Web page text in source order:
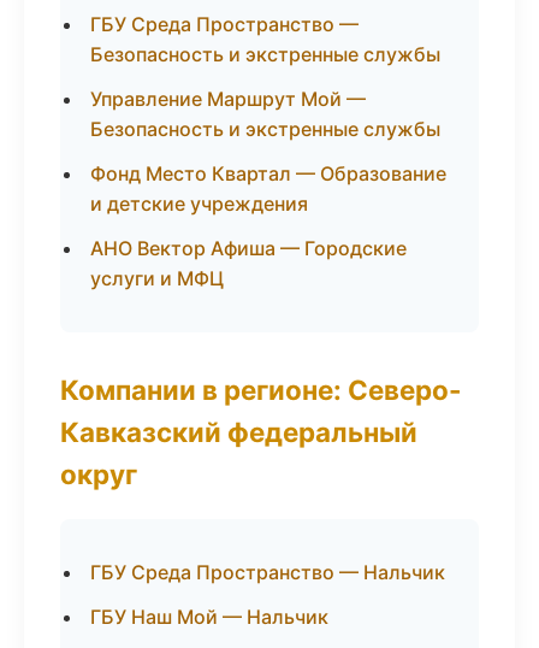
ГБУ Среда Пространство —
Безопасность и экстренные службы
Управление Маршрут Мой —
Безопасность и экстренные службы
Фонд Место Квартал — Образование
и детские учреждения
АНО Вектор Афиша — Городские
услуги и МФЦ
Компании в регионе: Северо-
Кавказский федеральный
округ
ГБУ Среда Пространство — Нальчик
ГБУ Наш Мой — Нальчик